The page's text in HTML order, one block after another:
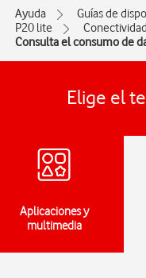
Ayuda Guías de
P20 lite
Conectividad
Consulta el consumo de
Elige el
Aplicaciones y
multimedia